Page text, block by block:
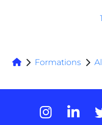
1
Formations